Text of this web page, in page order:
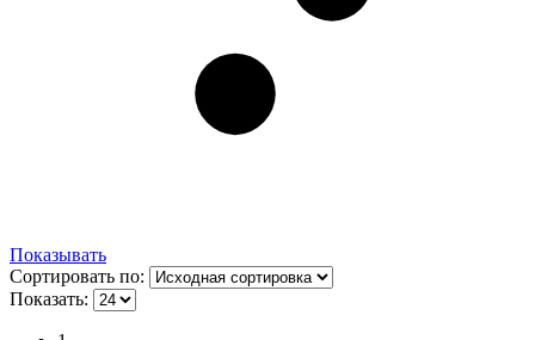
Показывать
Сортировать по:
Показать: